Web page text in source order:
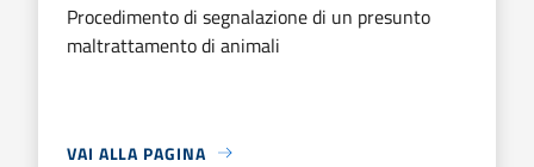
Procedimento di segnalazione di un presunto
maltrattamento di animali
VAI ALLA PAGINA